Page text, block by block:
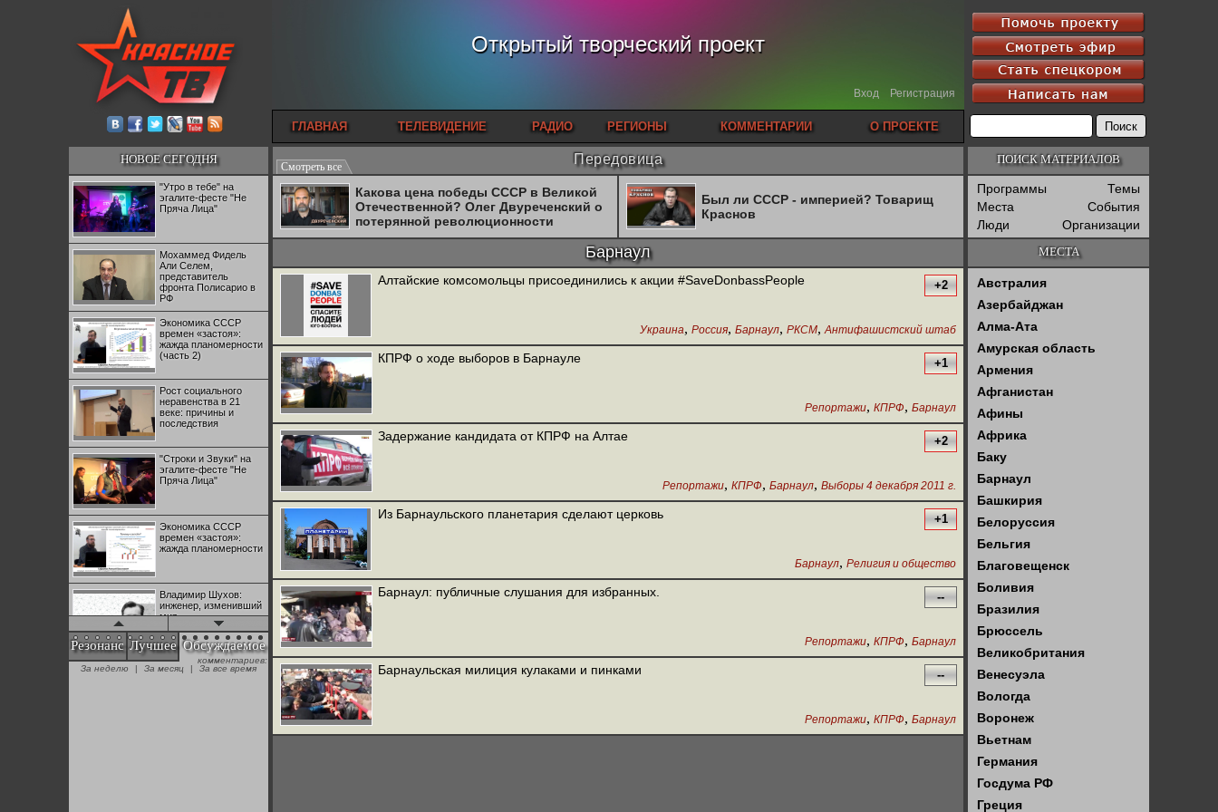
Открытый творческий проект
Вход Регистрация
ГЛАВНАЯ ТЕЛЕВИДЕНИЕ РАДИО РЕГИОНЫ КОММЕНТАРИИ О ПРОЕКТЕ
НОВОЕ СЕГОДНЯ
"Утро в тебе" на
эгалите-фесте "Не
Пряча Лица"
Мохаммед Фидель
Али Селем,
представитель
фронта Полисарио в
РФ
Экономика СССР
времен «застоя»:
жажда планомерности
(часть 2)
Рост социального
неравенства в 21
веке: причины и
последствия
"Строки и Звуки" на
эгалите-фесте "Не
Пряча Лица"
Экономика СССР
времен «застоя»:
жажда планомерности
Владимир Шухов:
инженер, изменивший
мир
"Аркадий Коц" на
эгалите-фесте "Не
Резонанс Лучшее Обсуждаемое
комментариев:
За неделю
| За месяц | За все время
Передовица
Смотреть все
Какова цена победы СССР в Великой
Отечественной? Олег Двуреченский о
потерянной революционности
Был ли СССР - империей? Товарищ
Краснов
Барнаул
Алтайские комсомольцы присоединились к акции #SaveDonbassPeople +2
Украина, Россия, Барнаул, РКСМ, Антифашистский штаб
КПРФ о ходе выборов в Барнауле +1
Репортажи, КПРФ, Барнаул
Задержание кандидата от КПРФ на Алтае +2
Репортажи, КПРФ, Барнаул, Выборы 4 декабря 2011 г.
Из Барнаульского планетария сделают церковь +1
Барнаул, Религия и общество
Барнаул: публичные слушания для избранных. --
Репортажи, КПРФ, Барнаул
Барнаульская милиция кулаками и пинками --
Репортажи, КПРФ, Барнаул
ПОИСК МАТЕРИАЛОВ
Программы
Темы
Места
События
Люди
Организации
МЕСТА
Австралия
Азербайджан
Алма-Ата
Амурская область
Армения
Афганистан
Афины
Африка
Баку
Барнаул
Башкирия
Белоруссия
Бельгия
Благовещенск
Боливия
Бразилия
Брюссель
Великобритания
Венесуэла
Вологда
Воронеж
Вьетнам
Германия
Госдума РФ
Греция